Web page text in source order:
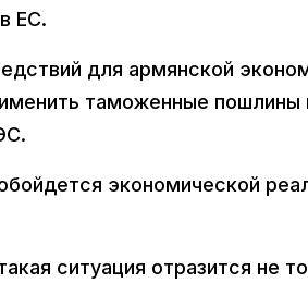
ЕС.
для армянской
таможенные пошлины
экономической
ситуация отразится не